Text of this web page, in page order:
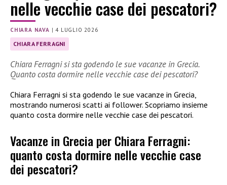
nelle vecchie case dei pescatori?
CHIARA NAVA |4 LUGLIO 2026
CHIARA FERRAGNI
Chiara Ferragni si sta godendo le sue vacanze in Grecia.
Quanto costa dormire nelle vecchie case dei pescatori?
Chiara Ferragni si sta godendo le sue vacanze in Grecia,
mostrando numerosi scatti ai follower. Scopriamo insieme
quanto costa dormire nelle vecchie case dei pescatori.
Vacanze in Grecia per Chiara Ferragni:
quanto costa dormire nelle vecchie case
dei pescatori?